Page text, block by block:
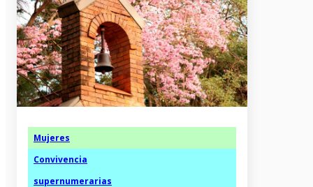
Mujeres
Convivencia
supernumerarias